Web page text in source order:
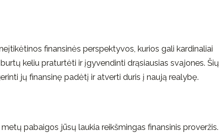
finansinės perspektyvos, kurios gali kardinaliai
keliu praturtėti ir įgyvendinti drąsiausias svajones. Šių
jų finansinę padėtį ir atverti duris į naują realybę.
pabaigos jūsų laukia reikšmingas finansinis proveržis.